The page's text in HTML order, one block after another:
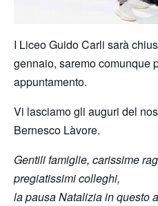
I Liceo Guido Carli sarà
gennaio, saremo comunque
appuntamento.
Vi lasciamo gli auguri del
Bernesco Làvore.
Gentili famiglie, carissime
pregiatissimi colleghi,
la pausa Natalizia in questo